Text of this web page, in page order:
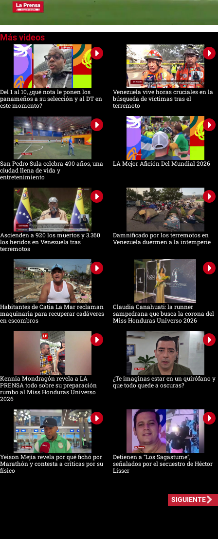
of
minutes,
seconds
Del 1 al 10, ¿qué nota le ponen los
panameños a su selección y al DT en
este momento?
Venezuela vive horas cruciales en la
búsqueda de víctimas tras el
terremoto
San Pedro Sula celebra 490 años, una
ciudad llena de vida y
entretenimiento
LA Mejor Afición Del Mundial 2026
Ascienden a 920 los muertos y 3.360
los heridos en Venezuela tras
terremotos
Damnificado por los terremotos en
Venezuela duermen a la intemperie
Habitantes de Catia La Mar reclaman
maquinaria para recuperar cadáveres
en escombros
Claudia Canahuati: la runner
sampedrana que busca la corona del
Miss Honduras Universo 2026
Kennia Mondragón revela a LA
PRENSA todo sobre su preparación
rumbo al Miss Honduras Universo
2026
¿Te imaginas estar en un quirófano y
que todo quede a oscuras?
Yeison Mejía revela por qué fichó por
Marathón y contesta a críticas por su
físico
Detienen a “Los Sagastume”,
señalados por el secuestro de Héctor
Lisser
SIGUIENTE